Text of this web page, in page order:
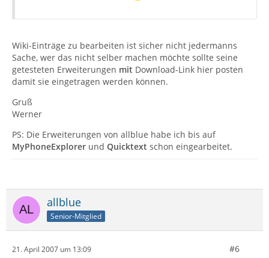
Wiki-Einträge zu bearbeiten ist sicher nicht jedermanns
Sache, wer das nicht selber machen möchte sollte seine
getesteten Erweiterungen mit Download-Link hier posten
damit sie eingetragen werden können.
Gruß
Werner
PS: Die Erweiterungen von allblue habe ich bis auf
MyPhoneExplorer und Quicktext schon eingearbeitet.
allblue
Senior-Mitglied
21. April 2007 um 13:09 #6